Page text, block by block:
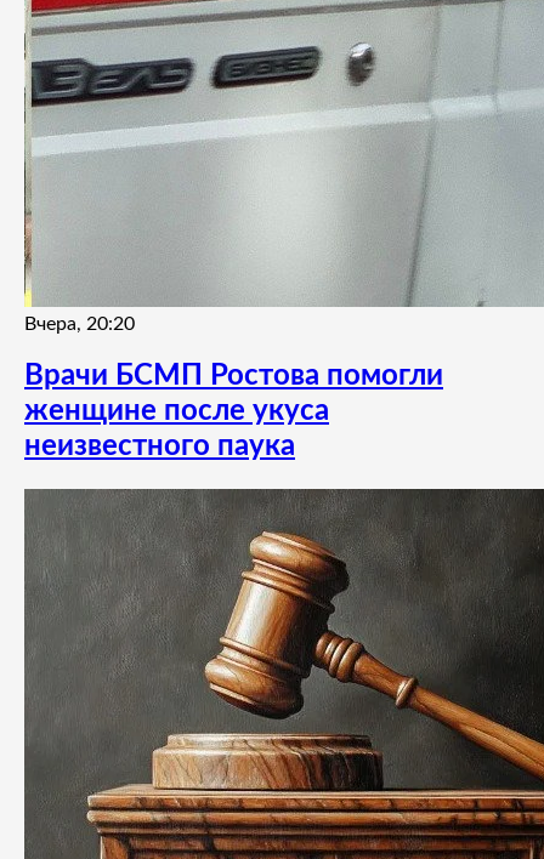
Вчера, 20:20
Врачи БСМП Ростова помогли
женщине после укуса
неизвестного паука